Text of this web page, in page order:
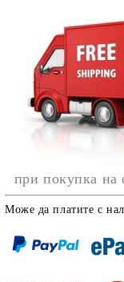
при покупка на
Може да платите с